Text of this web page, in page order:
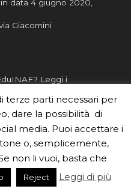
data 4 giugno 2020,
Giacomini
Leggi i
risponde, per
scrivici a
inaf.it oppure
terze parti necessari per
dare la possibilità di
media. Puoi accettare i
o, semplicemente,
non li vuoi, basta che
Reject Leggi di più